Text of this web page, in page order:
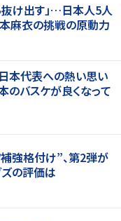
抜け出す」…日本人5人
麻衣の挑戦の原動力
本代表への熱い思い
のバスケが良くなって
強格付け”、第2弾が
の評価は